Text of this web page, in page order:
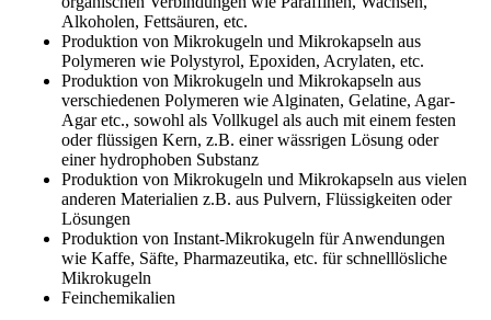
Soluspheres
Staubreduktion
Angebotsanfrage
Probiotics Encapsulation
Powering Green Chemistry with Microspheres and
Microcapsules
Shaping of Alginate–Silica Hybrid Materials
Recovery of cobalt from dilute aqueous solutions
Development of alumina microspheres with controlled
size and shape
Prilling technology at Gala
Mikrokugeln für Instant-Getränkepulver
Registrierung
Bestätigungsseite Anfrage
Bestätigungsseite Bewertung
Zusatzinformationen
Bestätigungsseite Registrierung
Account Aktiviert
Passwort vergessen
Neu Registrieren
Alkoholen, Fettsäuren, etc.
Produktion von Mikrokugeln und Mikrokapseln aus
Polymeren wie Polystyrol, Epoxiden, Acrylaten, etc.
Produktion von Mikrokugeln und Mikrokapseln aus
verschiedenen Polymeren wie Alginaten, Gelatine, Agar-
Agar etc., sowohl als Vollkugel als auch mit einem festen
oder flüssigen Kern, z.B. einer wässrigen Lösung oder
einer hydrophoben Substanz
Produktion von Mikrokugeln und Mikrokapseln aus vielen
anderen Materialien z.B. aus Pulvern, Flüssigkeiten oder
Lösungen
Produktion von Instant-Mikrokugeln für Anwendungen
wie Kaffe, Säfte, Pharmazeutika, etc. für schnelllösliche
Mikrokugeln
Feinchemikalien